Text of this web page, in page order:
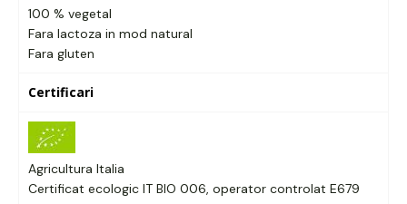
100 % vegetal
Fara lactoza in mod natural
Fara gluten
Certificari
Agricultura Italia
Certificat ecologic IT BIO 006, operator controlat E679